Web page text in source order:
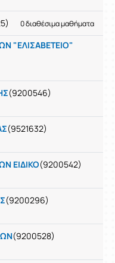
0 διαθέσιμα μαθήματα
"ΕΛΙΣΑΒΕΤΕΙΟ"
(9200546)
(9521632)
ΕΙΔΙΚΟ(9200542)
(9200296)
(9200528)